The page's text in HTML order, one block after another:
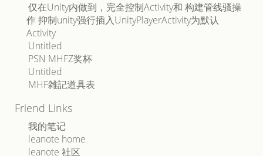
仅在Unity内做到，完全控制Activity和 构建管线骚操
作 抑制unity强行插入UnityPlayerActivity为默认
Activity
Untitled
PSN MHFZ奖杯
Untitled
MHF雑記道具表
Friend Links
我的笔记
leanote home
leanote 社区